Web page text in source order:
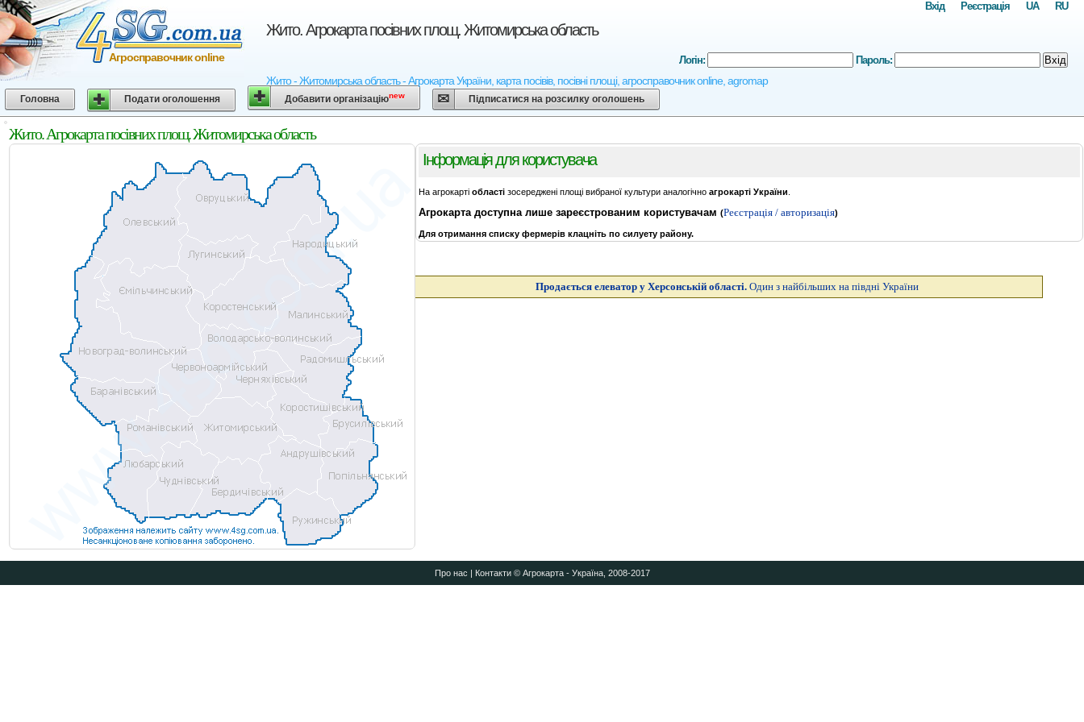
Жито. Агрокарта посівних площ. Житомирська область
Жито - Житомирська область - Агрокарта України, карта посівів, посівні площі, агросправочник online, agromap
Агросправочник online
RU
UA
Реєстрація
Вхід
Логін: Пароль: Вхід
Головна Подати оголошення Добавити організаціюnew Підписатися на розсилку оголошень
Жито. Агрокарта посівних площ. Житомирська область
Інформація для користувача
На агрокарті області зосереджені площі вибраної культури аналогічно агрокарті України
Агрокартадоступна лише зареєстрованим користувачам (Реєстрація / авторизація)
Для отримання списку фермерів клацніть по силуету району.
Продається елеватор у Херсонській області. Один з найбільших на півдні України
Про нас | Контакти© Агрокарта - Україна, 2008-2017